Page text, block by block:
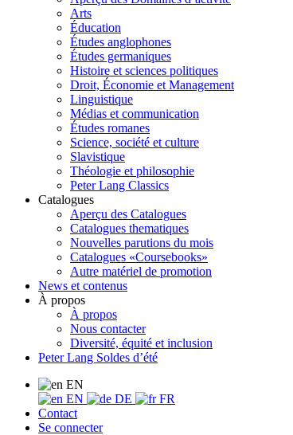
Arts
Éducation
Études anglophones
Études germaniques
Histoire et sciences politiques
Droit, Économie et Management
Linguistique
Médias et communication
Études romanes
Science, société et culture
Slavistique
Théologie et philosophie
Peter Lang Classics
Catalogues
Aperçu des Catalogues
Catalogues thematiques
Nouvelles parutions du mois
Catalogues «Coursebooks»
Autre matériel de promotion
News et contenus
À propos
À propos
Nous contacter
Diversité, équité et inclusion
Peter Lang Soldes d’été
EN
EN
DE
FR
Contact
Se connecter